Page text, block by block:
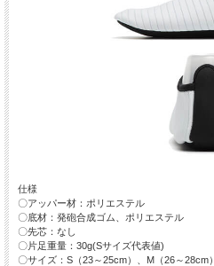
仕様
〇アッパー材：ポリエステル
〇底材：発砲合成ゴム、ポリエステル
〇先芯：なし
〇片足重量：30g(Sサイズ代表値)
〇サイズ：S（23～25cm）、M（26～28cm）